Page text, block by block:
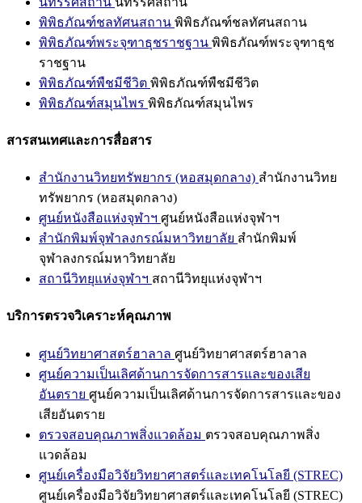
พิพิธภัณฑ์ชลทัศนสถาน พิพิธภัณฑ์ชลทัศนสถาน
พิพิธภัณฑ์พระจุฑาธุชราชฐาน พิพิธภัณฑ์พระจุฑาธุช
ราชฐาน
พิพิธภัณฑ์พืชมีชีวิต พิพิธภัณฑ์พืชมีชีวิต
พิพิธภัณฑ์สมุนไพร พิพิธภัณฑ์สมุนไพร
สารสนเทศและการสื่อสาร
สำนักงานวิทยทรัพยากร (หอสมุดกลาง) สำนักงานวิทย
ทรัพยากร (หอสมุดกลาง)
ศูนย์หนังสือแห่งจุฬาฯ ศูนย์หนังสือแห่งจุฬาฯ
สำนักพิมพ์จุฬาลงกรณ์มหาวิทยาลัย สำนักพิมพ์
จุฬาลงกรณ์มหาวิทยาลัย
สถานีวิทยุแห่งจุฬาฯ สถานีวิทยุแห่งจุฬาฯ
บริการตรวจวิเคราะห์คุณภาพ
ศูนย์วิทยาศาสตร์ฮาลาล ศูนย์วิทยาศาสตร์ฮาลาล
ศูนย์ความเป็นเลิศด้านการจัดการสารและของเสีย
อันตราย ศูนย์ความเป็นเลิศด้านการจัดการสารและของ
เสียอันตราย
ตรวจสอบคุณภาพสิ่งแวดล้อม ตรวจสอบคุณภาพสิ่ง
แวดล้อม
ศูนย์เครื่องมือวิจัยวิทยาศาสตร์และเทคโนโลยี (STREC)
ศูนย์เครื่องมือวิจัยวิทยาศาสตร์และเทคโนโลยี (STREC)